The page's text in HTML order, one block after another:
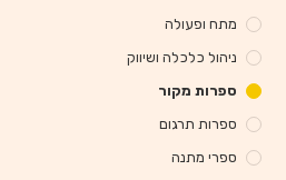
מתח ופעולה
ניהול כלכלה ושיווק
ספרות מקור
ספרות תרגום
ספרי מתנה